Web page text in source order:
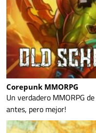
Corepunk MMORPG
Un verdadero MMORPG
antes, pero mejor!